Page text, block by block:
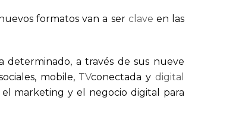
formatos van a ser clave en las
determinado, a través de sus nueve
mobile, TVconectada ydigital
marketing y el negocio digital para